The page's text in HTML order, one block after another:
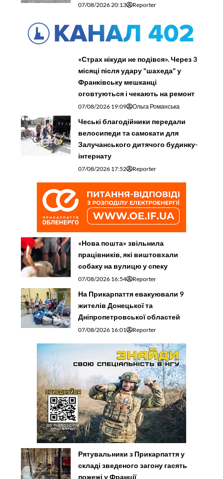
07/08/2026 20:13 Reporter
«Страх нікуди не подівся». Через 3
місяці після удару "шахеда" у
Франківську мешканці
оговтуються і чекають на ремонт
07/08/2026 19:09 Ольга Романська
Чеські благодійники передали
велосипеди та самокати для
Залучанського дитячого будинку-
інтернату
07/08/2026 17:52 Reporter
«Нова пошта» звільнила
працівників, які виштовхали
собаку на вулицю у спеку
07/08/2026 16:54 Reporter
На Прикарпаття евакуювали 9
жителів Донецької та
Дніпропетровської областей
07/08/2026 16:01 Reporter
Рятувальники з Прикарпаття у
складі зведеного загону гасять
пожежі у Франції